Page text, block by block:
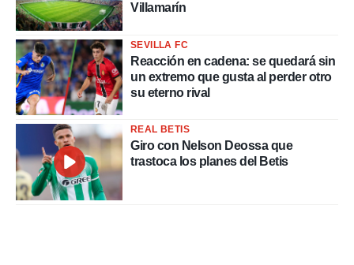
Villamarín
SEVILLA FC
Reacción en cadena: se quedará sin
un extremo que gusta al perder otro
su eterno rival
REAL BETIS
Giro con Nelson Deossa que
trastoca los planes del Betis